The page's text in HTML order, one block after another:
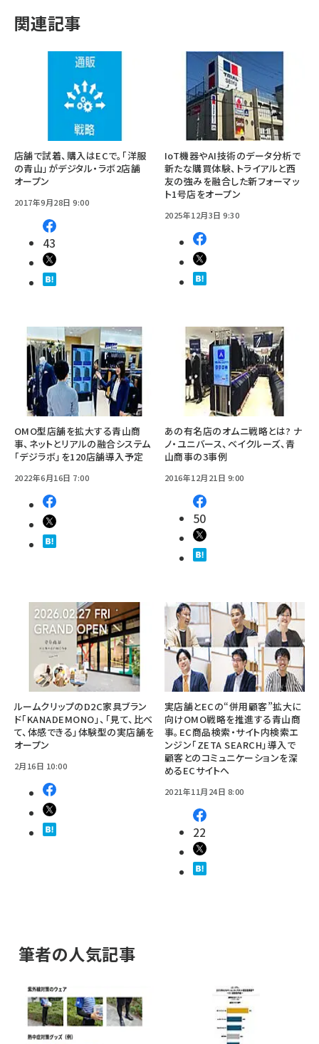
関連記事
店舗で試着、購入はECで。「洋服
の青山」がデジタル・ラボ2店舗
オープン
2017年9月28日 9:00
43
IoT機器やAI技術のデータ分析で
新たな購買体験、トライアルと西
友の強みを融合した新フォーマッ
ト1号店をオープン
2025年12月3日 9:30
OMO型店舗を拡大する青山商
事、ネットとリアルの融合システム
「デジラボ」を120店舗導入予定
2022年6月16日 7:00
あの有名店のオムニ戦略とは? ナ
ノ・ユニバース、ベイクルーズ、青
山商事の3事例
2016年12月21日 9:00
50
ルームクリップのD2C家具ブラン
ド「KANADEMONO」、「見て、比べ
て、体感できる」体験型の実店舗を
オープン
2月16日 10:00
実店舗とECの“併用顧客”拡大に
向けOMO戦略を推進する青山商
事。EC商品検索・サイト内検索エ
ンジン「ZETA SEARCH」導入で
顧客とのコミュニケーションを深
めるECサイトへ
2021年11月24日 8:00
22
筆者の人気記事